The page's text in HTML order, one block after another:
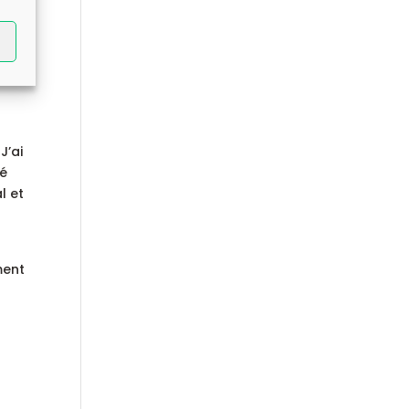
et